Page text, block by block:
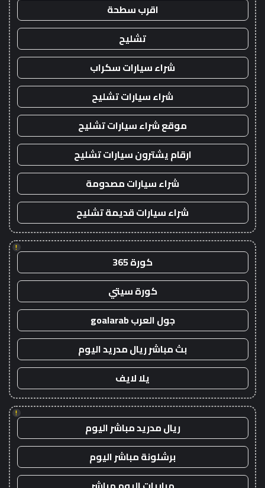
اقرب سطحة
تشليح
شراء سيارات سكراب
شراء سيارات تشليح
موقع شراء سيارات تشليح
ارقام يشترون سيارات تشليح
شراء سيارات مصدومة
شراء سيارات قديمة تشليح
!
كورة 365
كورة سيتي
جول العرب goalarab
بث مباشر ريال مدريد اليوم
يلا لايف
!
ريال مدريد مباشر اليوم
برشلونة مباشر اليوم